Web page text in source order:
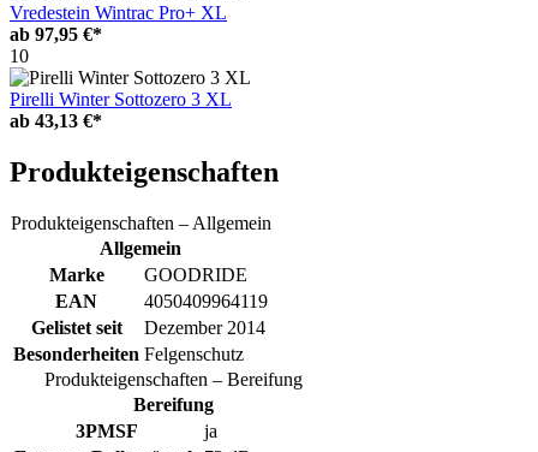
Vredestein Wintrac Pro+ XL
ab 97,95 €*
10
Pirelli Winter Sottozero 3 XL
ab 43,13 €*
Produkteigenschaften
Produkteigenschaften – Allgemein
Allgemein
Marke
GOODRIDE
EAN
4050409964119
Gelistet seit
Dezember 2014
Besonderheiten Felgenschutz
Produkteigenschaften – Bereifung
Bereifung
3PMSF
ja